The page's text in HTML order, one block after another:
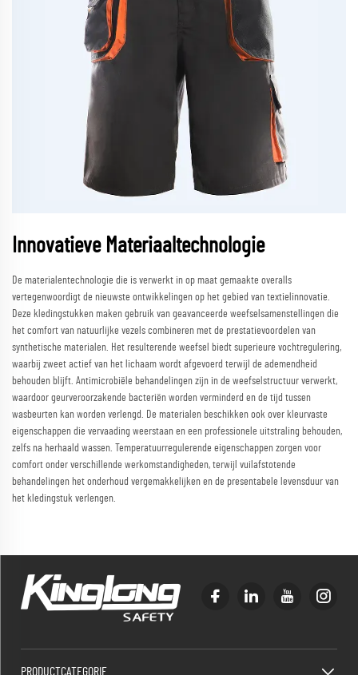
Innovatieve Materiaaltechnologie
De materialentechnologie die is verwerkt in op maat gemaakte overalls
vertegenwoordigt de nieuwste ontwikkelingen op het gebied van textielinnovatie.
Deze kledingstukken maken gebruik van geavanceerde weefselsamenstellingen die
het comfort van natuurlijke vezels combineren met de prestatievoordelen van
synthetische materialen. Het resulterende weefsel biedt superieure vochtregulering,
waarbij zweet actief van het lichaam wordt afgevoerd terwijl de ademendheid
behouden blijft. Antimicrobiële behandelingen zijn in de weefselstructuur verwerkt,
waardoor geurveroorzakende bacteriën worden verminderd en de tijd tussen
wasbeurten kan worden verlengd. De materialen beschikken ook over kleurvaste
eigenschappen die vervaading weerstaan en een professionele uitstraling behouden,
zelfs na herhaald wassen. Temperatuurregulerende eigenschappen zorgen voor
comfort onder verschillende werkomstandigheden, terwijl vuilafstotende
behandelingen het onderhoud vergemakkelijken en de presentabele levensduur van
het kledingstuk verlengen.
PRODUCTCATEGORIE